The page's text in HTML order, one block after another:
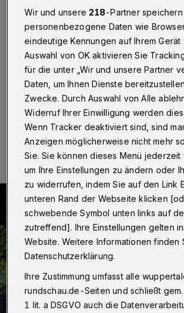
Wuppertal·Eine 19-Jährige ist am
Oktober 2021) gegen 23:35 Uhr auf
Straße mit ihrem Pkw frontal gegen
geprallt. Sie wollte sich offenbar zuvor
Polizeikontrolle entziehen.
15.10.2021 , 00:00 Uhr Eine Minute
Wir und unsere 218-Partner
personenbezogene Daten wie
eindeutige Kennungen auf Ihrem Gerät
Auswahl von OK aktivieren Sie
für die unter „Wir und unsere Partner
Daten, um Ihnen Dienste
Zwecke. Durch Auswahl von Alle
Widerruf Ihrer Einwilligung werden
Wenn Tracker deaktiviert sind, sind
Anzeigen möglicherweise nicht mehr
Sie. Sie können dieses Menü jederzeit
um Ihre Einstellungen zu ändern oder
zu widerrufen, indem Sie auf den Link
unteren Rand der Webseite klicken
schwebende Symbol unten links auf
zutreffend]. Ihre Einstellungen gelten
Website. Weitere Informationen finden
Datenschutzerklärung.
Ihre Zustimmung umfasst alle
rundschau.de-Seiten und schließt gem.
1 lit. a DSGVO auch die